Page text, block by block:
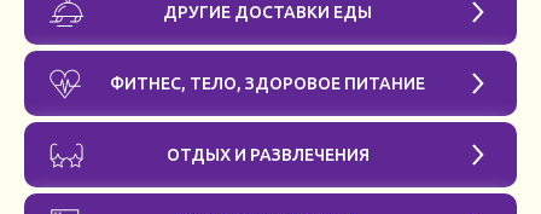
ДРУГИЕ ДОСТАВКИ ЕДЫ
ФИТНЕС, ТЕЛО, ЗДОРОВОЕ ПИТАНИЕ
ОТДЫХ И РАЗВЛЕЧЕНИЯ